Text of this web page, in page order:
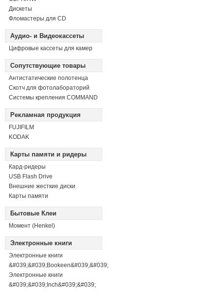
Дискеты
Фломастеры для CD
Аудио- и Видеокассеты
Цифровые кассеты для камер
Сопутствующие товары
Антистатические полотенца
Скотч для фотолабораторий
Системы крепления COMMAND
Рекламная продукция
FUJIFILM
KODAK
Карты памяти и ридеры
Кард-ридеры
USB Flash Drive
Внешние жесткие диски
Карты памяти
Бытовые Клеи
Момент (Henkel)
Электронные книги
Электронные книги
&#039;&#039;Bookeen&#039;&#039;
Электронные книги
&#039;&#039;Inch&#039;&#039;